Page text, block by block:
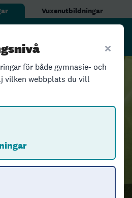
Vuxenutbildningar
för både gymnasie- och
vilken webbplats du vill
lägger vi